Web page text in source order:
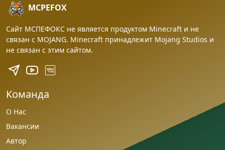
MCPEFOX
Сайт МСПЕФОКС не является продуктом Minecraft и не
связан с MOJANG. Minecraft принадлежит Mojang Studios и
не связан с этим сайтом.
Команда
О Нас
Вакансии
Автор